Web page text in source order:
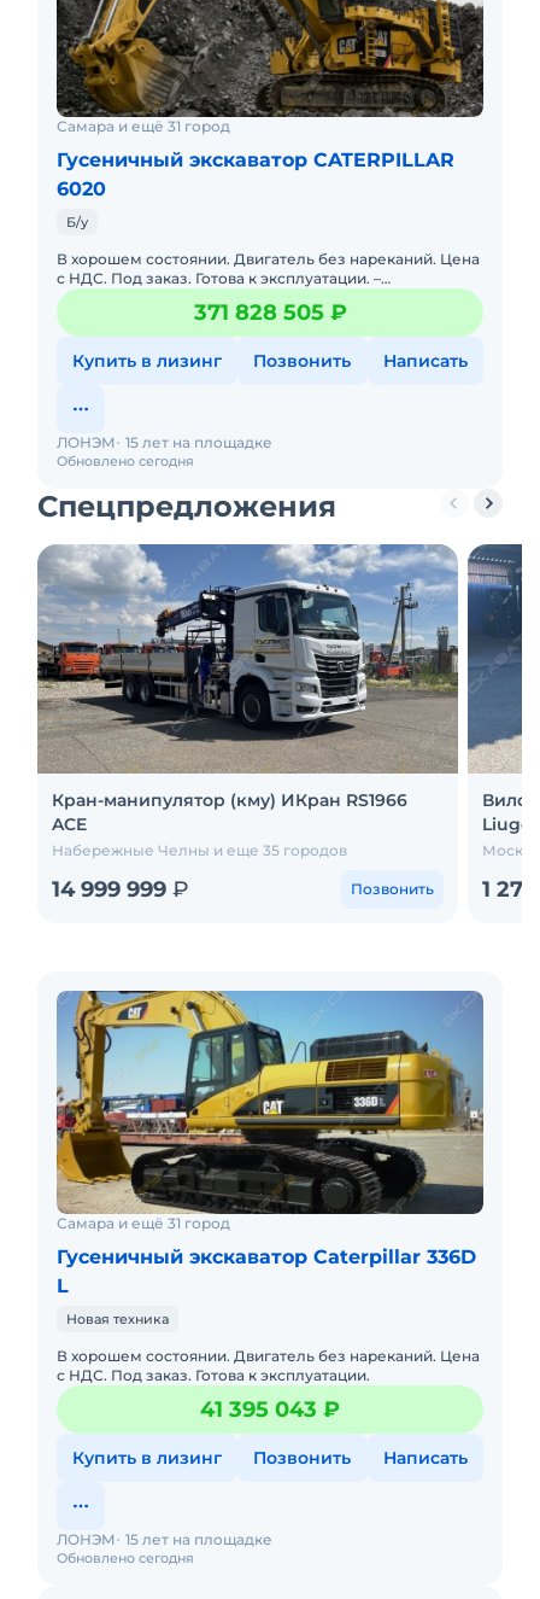
Самара и ещё 31 город
Гусеничный экскаватор CATERPILLAR
6020
Б/у
В хорошем состоянии. Двигатель без нареканий. Цена
с НДС. Под заказ. Готова к эксплуатации. –
Специальный футеровочный материал для защиты
зон повышенног
371 828 505 ₽
Купить в лизинг Позвонить Написать
Обновлено сегодня
ЛОНЭМ 15 лет на площадке
Спецпредложения
Кран-манипулятор (кму) ИКран RS1966
ACE
Набережные Челны и еще 35 городов
14 999 999 ₽ Позвонить 1
Самара и ещё 31 город
Гусеничный экскаватор Caterpillar 336D
L
Новая техника
В хорошем состоянии. Двигатель без нареканий. Цена
с НДС. Под заказ. Готова к эксплуатации.
41 395 043 ₽
Купить в лизинг Позвонить Написать
Обновлено сегодня
ЛОНЭМ 15 лет на площадке